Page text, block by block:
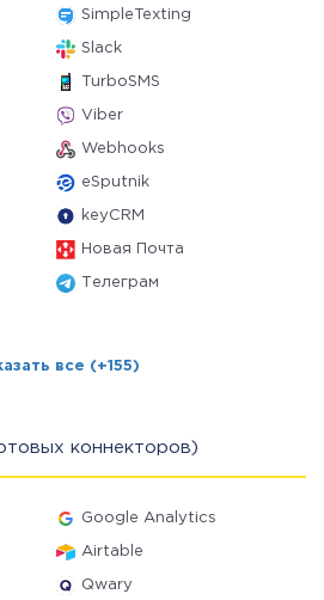
SimpleTexting
Slack
TurboSMS
Viber
Webhooks
eSputnik
keyCRM
Новая Почта
Телеграм
все (+155)
коннекторов)
Google Analytics
Airtable
Qwary